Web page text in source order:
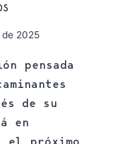
2025
pensada
de su
en
el próximo